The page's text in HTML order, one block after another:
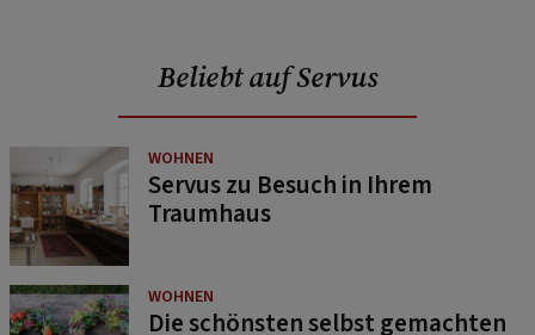
Beliebt auf Servus
WOHNEN
Servus zu Besuch in Ihrem
Traumhaus
WOHNEN
Die schönsten selbst gemachten